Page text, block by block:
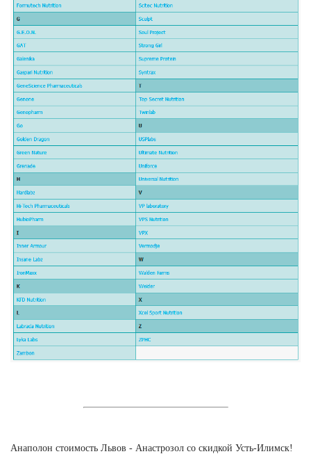
Анаполон стоимость Львов - Анастрозол со скидкой Усть-Илимск!